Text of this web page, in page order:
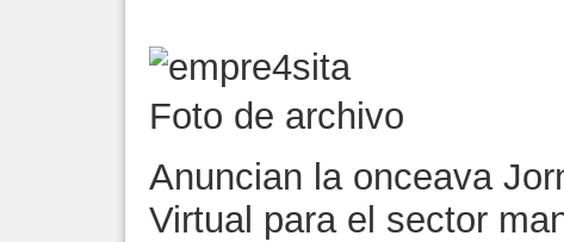
Foto de archivo
Anuncian la onceava
Virtual para el sector